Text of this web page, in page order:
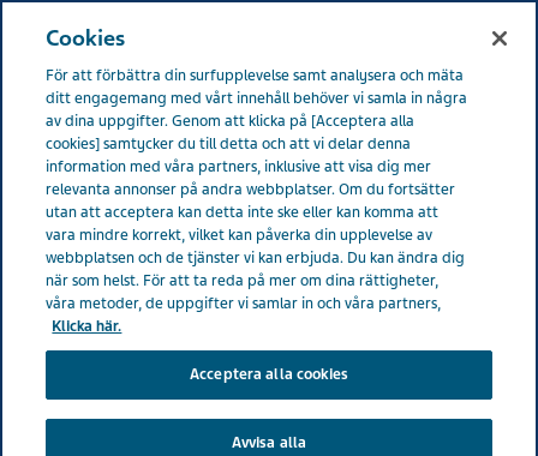
Sverige Din karriär Vår personal Erik Hammar
Cookies
För att förbättra din surfupplevelse samt analysera och mäta
ditt engagemang med vårt innehåll behöver vi samla in några
av dina uppgifter. Genom att klicka på [Acceptera alla
cookies] samtycker du till detta och att vi delar denna
information med våra partners, inklusive att visa dig mer
relevanta annonser på andra webbplatser. Om du fortsätter
utan att acceptera kan detta inte ske eller kan komma att
vara mindre korrekt, vilket kan påverka din upplevelse av
webbplatsen och de tjänster vi kan erbjuda. Du kan ändra dig
när som helst. För att ta reda på mer om dina rättigheter,
våra metoder, de uppgifter vi samlar in och våra partners,
Klicka här.
Acceptera alla cookies
Avvisa alla